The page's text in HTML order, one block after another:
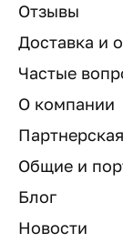
Отзывы
Доставка и
Частые
О компании
Общие и
Блог
Новости